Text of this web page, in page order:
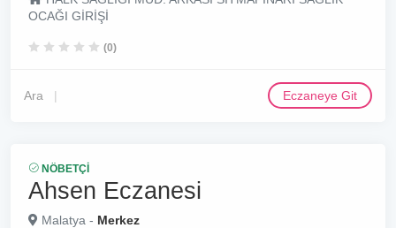
OCAĞI GİRİŞİ
(0)
Ara Eczaneye Git
NÖBETÇI
Ahsen Eczanesi
Malatya - Merkez